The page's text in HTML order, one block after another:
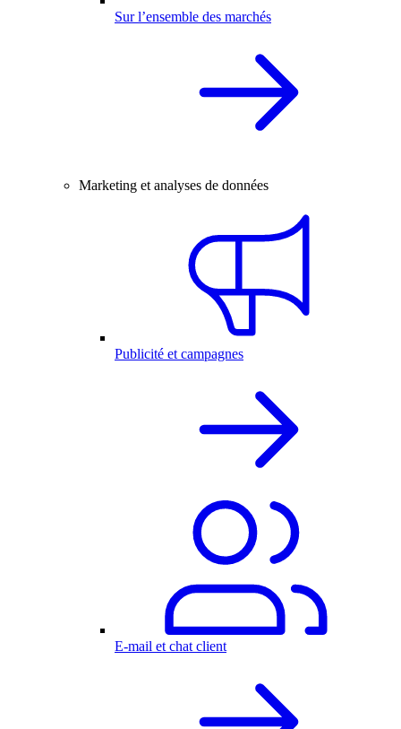
Sur l’ensemble des marchés
Marketing et analyses de données
Publicité et campagnes
E-mail et chat client